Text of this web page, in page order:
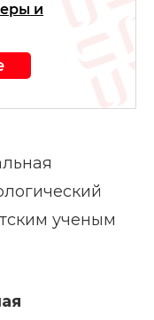
и
ученым